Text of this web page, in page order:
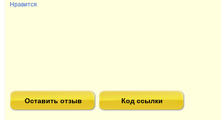
Нравится
Оставить отзыв Код ссылки